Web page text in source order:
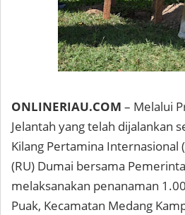
ONLINERIAU.COM – Melalui
Jelantah yang telah dijalankan
Kilang Pertamina Internasional
(RU) Dumai bersama
melaksanakan penanaman
Puak, Kecamatan Medang